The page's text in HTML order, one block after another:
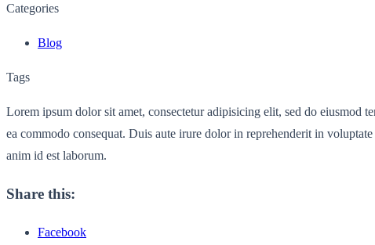
Categories
Blog
Tags
Lorem ipsum dolor sit amet, consectetur adipisicing elit, sed do
ea commodo consequat. Duis aute irure dolor in reprehenderit in
anim id est laborum.
Share this:
Facebook